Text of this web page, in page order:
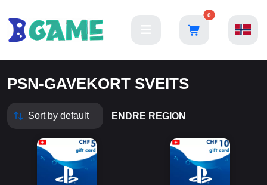
0
PSN-GAVEKORT SVEITS
ENDRE REGION